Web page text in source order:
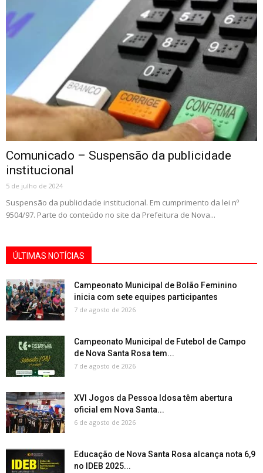
Comunicado – Suspensão da publicidade
institucional
5 de julho de 2024
Suspensão da publicidade institucional. Em cumprimento da lei nº
9504/97. Parte do conteúdo no site da Prefeitura de Nova...
ÚLTIMAS NOTÍCIAS
Campeonato Municipal de Bolão Feminino
inicia com sete equipes participantes
7 de agosto de 2026
Campeonato Municipal de Futebol de Campo
de Nova Santa Rosa tem...
7 de agosto de 2026
XVI Jogos da Pessoa Idosa têm abertura
oficial em Nova Santa...
6 de agosto de 2026
Educação de Nova Santa Rosa alcança nota 6,9
no IDEB 2025...